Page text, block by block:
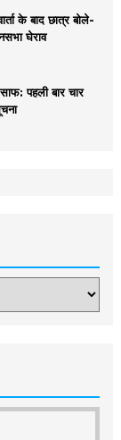
के बाद छात्र बोले-
घेराव
पहली बार चार